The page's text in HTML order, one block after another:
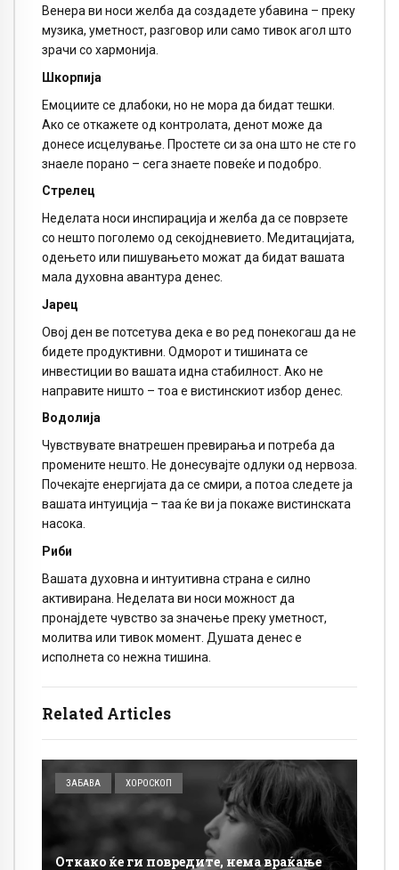
Related Articles
ЗАБАВА ХОРОСКОП
Откако ќе ги повредите, нема враќање
Венера ви носи желба да создадете убавина – преку
музика, уметност, разговор или само тивок агол што
зрачи со хармонија.
Шкорпија
Емоциите се длабоки, но не мора да бидат тешки.
Ако се откажете од контролата, денот може да
донесе исцелување. Простете си за она што не сте го
знаеле порано – сега знаете повеќе и подобро.
Стрелец
Неделата носи инспирација и желба да се поврзете
со нешто поголемо од секојдневието. Медитацијата,
одењето или пишувањето можат да бидат вашата
мала духовна авантура денес.
Јарец
Овој ден ве потсетува дека е во ред понекогаш да не
бидете продуктивни. Одморот и тишината се
инвестиции во вашата идна стабилност. Ако не
направите ништо – тоа е вистинскиот избор денес.
Водолија
Чувствувате внатрешен превирања и потреба да
промените нешто. Не донесувајте одлуки од нервоза.
Почекајте енергијата да се смири, а потоа следете ја
вашата интуиција – таа ќе ви ја покаже вистинската
насока.
Риби
Вашата духовна и интуитивна страна е силно
активирана. Неделата ви носи можност да
пронајдете чувство за значење преку уметност,
молитва или тивок момент. Душата денес е
исполнета со нежна тишина.